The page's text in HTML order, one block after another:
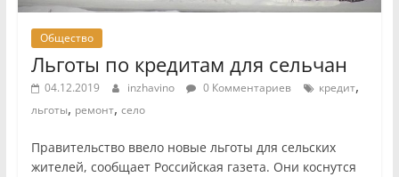
Общество
Льготы по кредитам для сельчан
04.12.2019 inzhavino 0 Комментариев кредит,
льготы, ремонт, село
Правительство ввело новые льготы для сельских
жителей, сообщает Российская газета. Они коснутся